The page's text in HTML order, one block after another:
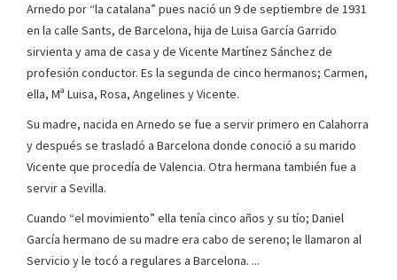
Arnedo por “la catalana” pues nació un 9 de septiembre de 1931
en la calle Sants, de Barcelona, hija de Luisa García Garrido
sirvienta y ama de casa y de Vicente Martínez Sánchez de
profesión conductor. Es la segunda de cinco hermanos; Carmen,
ella, Mª Luisa, Rosa, Angelines y Vicente.
Su madre, nacida en Arnedo se fue a servir primero en Calahorra
y después se trasladó a Barcelona donde conoció a su marido
Vicente que procedía de Valencia. Otra hermana también fue a
servir a Sevilla.
Cuando “el movimiento” ella tenía cinco años y su tío; Daniel
García hermano de su madre era cabo de sereno; le llamaron al
Servicio y le tocó a regulares a Barcelona. ...